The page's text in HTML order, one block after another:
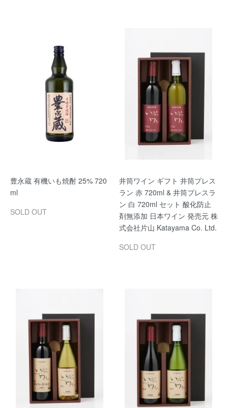
豊永蔵 有機いも焼酎 25% 720
ml
SOLD OUT
井筒ワイン ギフト 井筒プレス
ラン 赤 720ml & 井筒プレスラ
ン 白 720ml セット 酸化防止
剤無添加 日本ワイン 発売元 株
式会社片山 Katayama Co. Ltd.
SOLD OUT